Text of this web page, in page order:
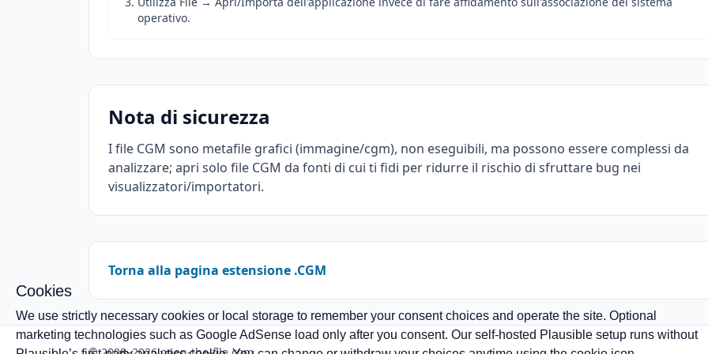
operativo.
Nota di sicurezza
I file CGM sono metafile grafici (immagine/cgm), non eseguibili, ma possono essere complessi da
analizzare; apri solo file CGM da fonti di cui ti fidi per ridurre il rischio di sfruttare bug nei
visualizzatori/importatori.
Torna alla pagina estensione .CGM
Cookies
We use strictly necessary cookies or local storage to remember your consent choices and operate the site. Optional
marketing technologies such as Google AdSense load only after you consent. Our self-hosted Plausible setup runs without